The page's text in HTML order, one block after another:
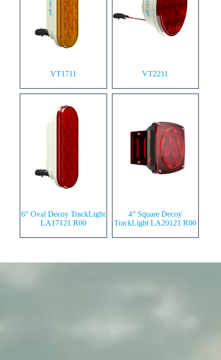
VT1711 VT2211
6″ Oval Decoy TrackLight
LA17121 R00
4” Square Decoy
TrackLight LA20121 R00